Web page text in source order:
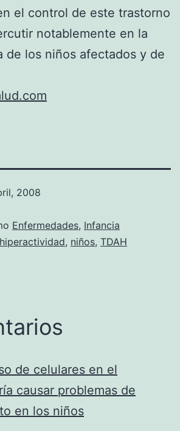
el control de este trastorno
notablemente en la
de los niños afectados y de
2008
Enfermedades, Infancia
hiperactividad, niños, TDAH
de celulares en el
causar problemas de
en los niños